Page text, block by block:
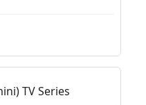
TV Series